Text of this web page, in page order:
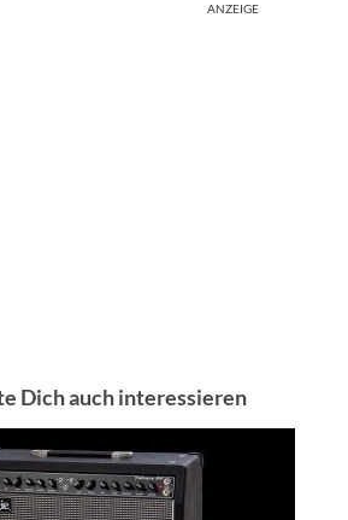
ANZEIGE
Dich auch interessieren